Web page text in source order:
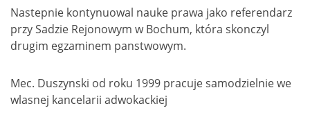
Nastepnie kontynuowal nauke prawa jako referendarz
przy Sadzie Rejonowym w Bochum, która skonczyl
drugim egzaminem panstwowym.
Mec. Duszynski od roku 1999 pracuje samodzielnie we
wlasnej kancelarii adwokackiej